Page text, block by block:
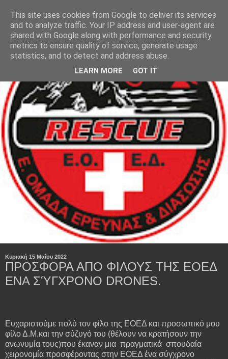
Κυριακή 15 Μαΐου 2022
ΠΡΟΣΦΟΡΑ ΑΠΟ ΦΙΛΟΥΣ ΤΗΣ ΕΟΕΔ
ΕΝΑ ΣΎΓΧΡΟΝΟ DRONES.
Ευχαριστούμε πολύ τον φίλο της ΕΟΕΔ και προσωπικό μου
φίλο Δ.Μ.και την σύζυγό του (θέλουν να κρατήσουν την
ανωνυμία τους)που έκαναν μια πραγματικά σπουδαία
χειρονομία προσφέροντας στην ΕΟΕΔ ένα σύγχρονο
This site uses cookies from Google to deliver its services
and to analyze traffic. Your IP address and user-agent are
shared with Google along with performance and security
metrics to ensure quality of service, generate usage
statistics, and to detect and address abuse.
LEARN MORE GOT IT